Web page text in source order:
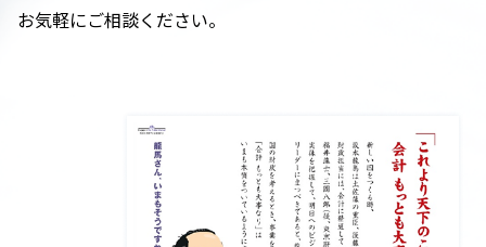
お気軽にご相談ください。